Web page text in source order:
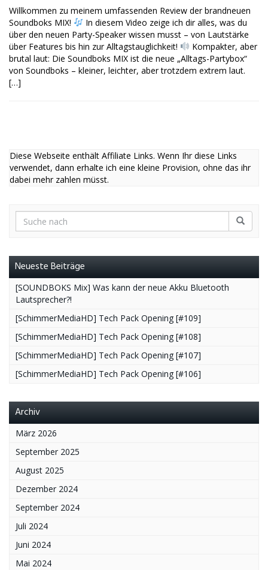
Willkommen zu meinem umfassenden Review der brandneuen
Soundboks MIX!
In diesem Video zeige ich dir alles, was du
über den neuen Party-Speaker wissen musst – von Lautstärke
über Features bis hin zur Alltagstauglichkeit!
Kompakter, aber
brutal laut: Die Soundboks MIX ist die neue „Alltags-Partybox“
von Soundboks – kleiner, leichter, aber trotzdem extrem laut.
[…]
Diese Webseite enthält Affiliate Links. Wenn Ihr diese Links
verwendet, dann erhalte ich eine kleine Provision, ohne das ihr
dabei mehr zahlen müsst.
Neueste Beiträge
[SOUNDBOKS Mix] Was kann der neue Akku Bluetooth
Lautsprecher?!
[SchimmerMediaHD] Tech Pack Opening [#109]
[SchimmerMediaHD] Tech Pack Opening [#108]
[SchimmerMediaHD] Tech Pack Opening [#107]
[SchimmerMediaHD] Tech Pack Opening [#106]
Archiv
März 2026
September 2025
August 2025
Dezember 2024
September 2024
Juli 2024
Juni 2024
Mai 2024